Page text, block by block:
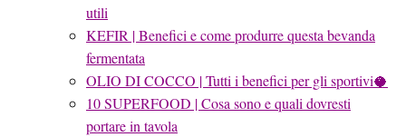
utili
KEFIR | Benefici e come produrre questa bevanda
fermentata
OLIO DI COCCO | Tutti i benefici per gli sportivi🥥
10 SUPERFOOD | Cosa sono e quali dovresti
portare in tavola